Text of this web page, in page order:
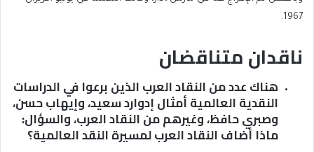
1967.
ناقدان متناقضان
هناك عدد من النقاد العرب الذين برعوا في الدراسات
النقدية العالمية أمثال إدوارد سعيد، وإيهاب حسن،
وصبري حافظ، وغيرهم من النقاد العرب، والسؤال:
ماذا أضاف النقاد العرب لمسيرة النقد العالمية؟